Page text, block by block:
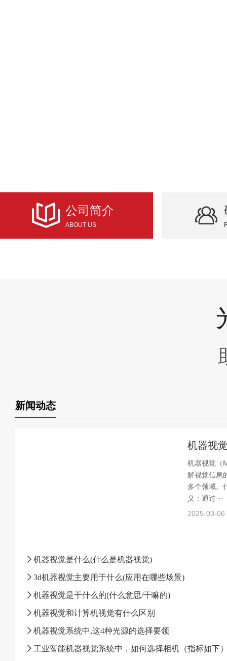
公司简介
ABOUT US
新闻动态
机器视
机器视觉（
解视觉信息
多个领域。
义：通过···
2025-03-06
机器视觉是什么(什么是机器视觉)
3d机器视觉主要用于什么(应用在哪些场景)
机器视觉是干什么的(什么意思/干嘛的)
机器视觉和计算机视觉有什么区别
机器视觉系统中,这4种光源的选择要领
工业智能机器视觉系统中，如何选择相机（指标如下